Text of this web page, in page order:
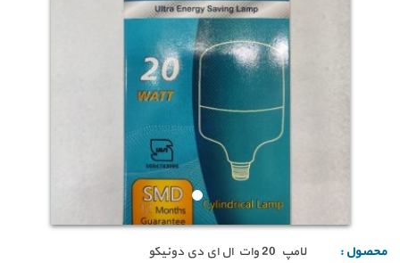
محصول :
لامپ 20 وات ال ای دی دونیکو